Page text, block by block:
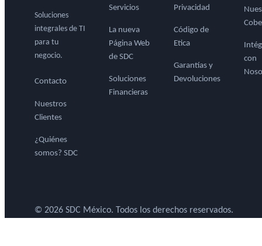
Soluciones
integrales de TI
para tu
negocio.
Contacto
Nuestros
Clientes
¿Quiénes
somos? SDC
Servicios
La nueva
Página Web
de SDC
Soluciones
Financieras
Privacidad
Código de
Etica
Garantías y
Devoluciones
con
© 2026 SDC México. Todos los derechos reservados.